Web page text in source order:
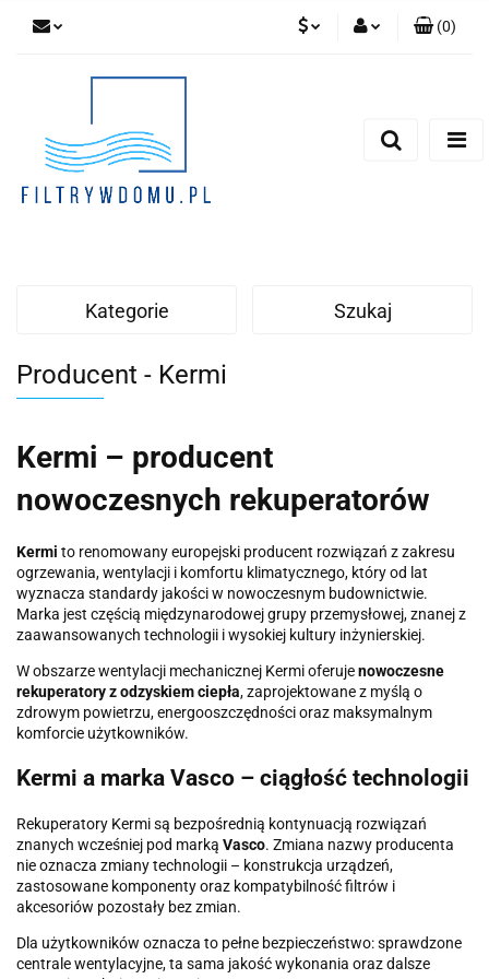
(0)
Kategorie Szukaj
Producent - Kermi
Kermi – producent
nowoczesnych rekuperatorów
Kermi to renomowany europejski producent rozwiązań z zakresu
ogrzewania, wentylacji i komfortu klimatycznego, który od lat
wyznacza standardy jakości w nowoczesnym budownictwie.
Marka jest częścią międzynarodowej grupy przemysłowej, znanej z
zaawansowanych technologii i wysokiej kultury inżynierskiej.
W obszarze wentylacji mechanicznej Kermi oferujenowoczesne
rekuperatory z odzyskiem ciepła, zaprojektowane z myślą o
zdrowym powietrzu, energooszczędności oraz maksymalnym
komforcie użytkowników.
Kermi a marka Vasco – ciągłość technologii
Rekuperatory Kermi są bezpośrednią kontynuacją rozwiązań
znanych wcześniej pod marką Vasco. Zmiana nazwy producenta
nie oznacza zmiany technologii – konstrukcja urządzeń,
zastosowane komponenty oraz kompatybilność filtrów i
akcesoriów pozostały bez zmian.
Dla użytkowników oznacza to pełne bezpieczeństwo: sprawdzone
centrale wentylacyjne, ta sama jakość wykonania oraz dalsze